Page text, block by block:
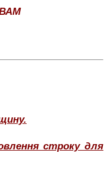
строку для